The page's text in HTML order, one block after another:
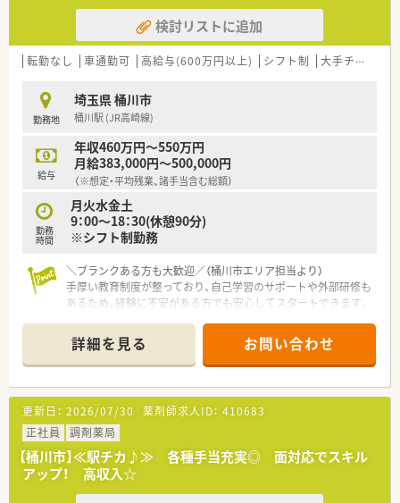
検討リストに追加
転勤なし 車通勤可 高給与(600万円以上) シフト制 大手チェーン以外
勤務地
埼玉県 桶川市
桶川駅 (JR高崎線)
給与
年収460万円～550万円
月給383,000円～500,000円
（※想定・平均残業、諸手当含む総額）
勤務
時間
月火水金土
9：00～18：30(休憩90分)
※シフト制勤務
＼ブランクある方も大歓迎／（桶川市エリア担当より）
手厚い教育制度が整っており、自己学習のサポートや外部研修も
あるため、経験に不安がある方でも安心してスタートできます。
【店舗情報と応需状況について】
■最寄り駅から徒歩3分とアクセスが良く、毎日の通勤負担を少
なくできる大変便利な立地にある調剤薬局です。
■近隣のクリニックから皮膚科の処方箋をメインに、1日に110
枚から120枚程度を安定して応需しています。
■常勤薬剤師3名とパート薬剤師4名が在籍し、十分な人員体制
で協力しながら日々の業務に対応しています。
【法人特徴について】
■埼玉県内で8店舗の調剤薬局を展開しており、地域に根ざした
詳細を見る お問い合わせ
更新日： 2026/07/30 薬剤師求人ID： 410683
正社員
調剤薬局
【桶川市】≪駅チカ♪≫ 各種手当充実◎ 面対応でスキル
アップ！ 高収入☆